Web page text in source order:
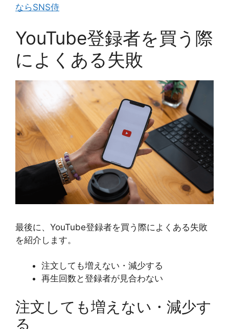
ならSNS侍
YouTube登録者を買う際
によくある失敗
最後に、YouTube登録者を買う際によくある失敗
を紹介します。
注文しても増えない・減少する
再生回数と登録者が見合わない
注文しても増えない・減少す
る